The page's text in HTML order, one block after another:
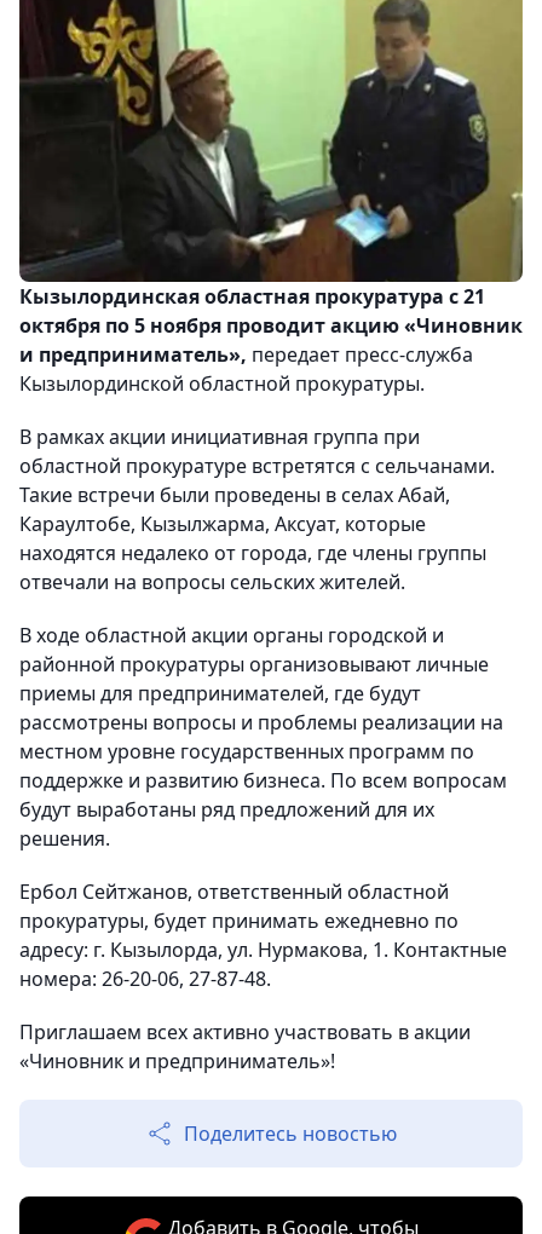
Кызылординская областная прокуратура с 21
октября по 5 ноября проводит акцию «Чиновник
и предприниматель», передает пресс-служба
Кызылординской областной прокуратуры.
В рамках акции инициативная группа при
областной прокуратуре встретятся с сельчанами.
Такие встречи были проведены в селах Абай,
Караултобе, Кызылжарма, Аксуат, которые
находятся недалеко от города, где члены группы
отвечали на вопросы сельских жителей.
В ходе областной акции органы городской и
районной прокуратуры организовывают личные
приемы для предпринимателей, где будут
рассмотрены вопросы и проблемы реализации на
местном уровне государственных программ по
поддержке и развитию бизнеса. По всем вопросам
будут выработаны ряд предложений для их
решения.
Ербол Сейтжанов, ответственный областной
прокуратуры, будет принимать ежедневно по
адресу: г. Кызылорда, ул. Нурмакова, 1. Контактные
номера: 26-20-06, 27-87-48.
Приглашаем всех активно участвовать в акции
«Чиновник и предприниматель»!
Поделитесь новостью
Добавить в Google, чтобы